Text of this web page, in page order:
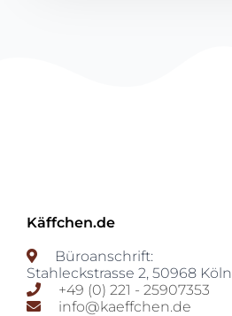
Käffchen.de
Büroanschrift:
Stahleckstrasse 2, 50968 Köln
+49 (0) 221 - 25907353
info@kaeffchen.de